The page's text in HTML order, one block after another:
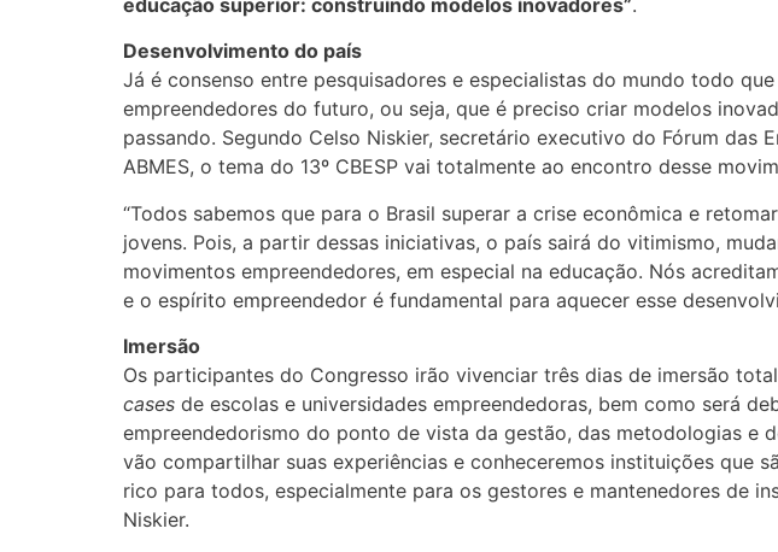
educação superior: construindo modelos inovadores”.
Desenvolvimento do país
Já é consenso entre pesquisadores e especialistas do mundo todo
empreendedores do futuro, ou seja, que é preciso criar modelos
passando. Segundo Celso Niskier, secretário executivo do Fórum
ABMES, o tema do 13º CBESP vai totalmente ao encontro desse
“Todos sabemos que para o Brasil superar a crise econômica e
jovens. Pois, a partir dessas iniciativas, o país sairá do vitimismo,
movimentos empreendedores, em especial na educação. Nós
e o espírito empreendedor é fundamental para aquecer esse
Imersão
Os participantes do Congresso irão vivenciar três dias de imersão
cases de escolas e universidades empreendedoras, bem como será
empreendedorismo do ponto de vista da gestão, das metodologias e
vão compartilhar suas experiências e conheceremos instituições que
rico para todos, especialmente para os gestores e mantenedores de
Niskier.